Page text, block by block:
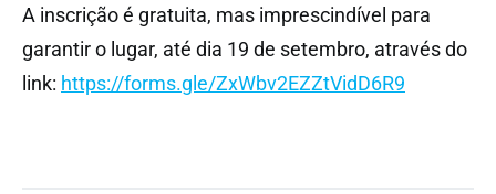
A inscrição é gratuita, mas imprescindível para
garantir o lugar, até dia 19 de setembro, através do
link: https://forms.gle/ZxWbv2EZZtVidD6R9